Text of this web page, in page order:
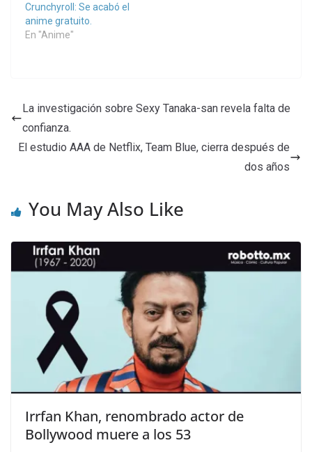
Crunchyroll: Se acabó el
anime gratuito.
En "Anime"
La investigación sobre Sexy Tanaka-san revela falta de
confianza.
El estudio AAA de Netflix, Team Blue, cierra después de
dos años
You May Also Like
Irrfan Khan, renombrado actor de
Bollywood muere a los 53